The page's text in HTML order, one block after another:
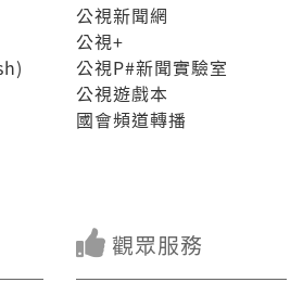
公視新聞網
公視+
公視P#新聞實驗室
公視遊戲本
國會頻道轉播
觀眾服務